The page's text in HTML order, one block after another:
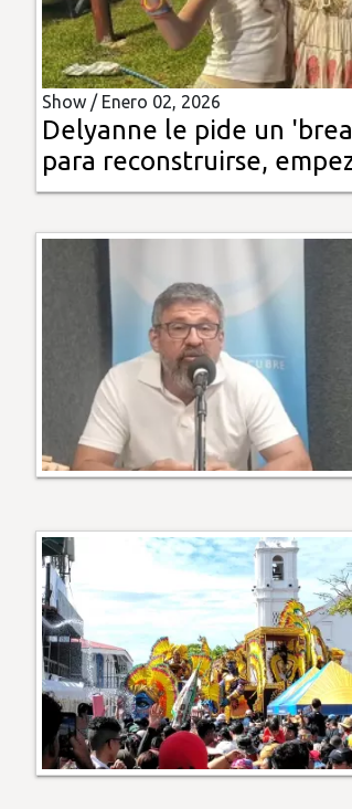
Insólitas
Multimedia
Impreso
Show / Enero 02, 2026
Delyanne le pide un
para reconstruirse,